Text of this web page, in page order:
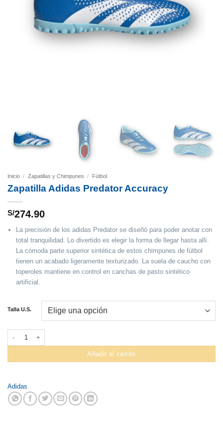
Inicio / Zapatillas y Chimpunes / Fútbol
Zapatilla Adidas Predator Accuracy
S/274.90
La precisión de los adidas Predator se diseñó para poder anotar con
total tranquilidad. Lo divertido es elegir la forma de llegar hasta allí.
La cómoda parte superior sintética de estos chimpunes de fútbol
tienen un acabado ligeramente texturizado. La suela de caucho con
toperoles mantiene en control en canchas de pasto sintético
artificial.
Talla U.S.
Añadir al carrito
Adidas